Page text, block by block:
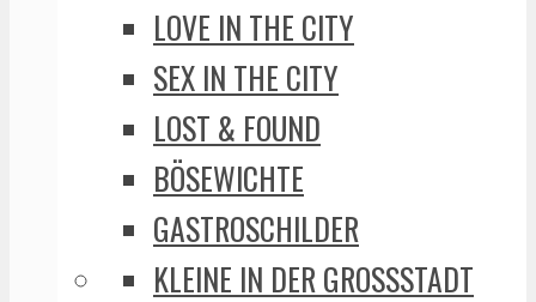
LOVE IN THE CITY
SEX IN THE CITY
LOST & FOUND
BÖSEWICHTE
GASTROSCHILDER
KLEINE IN DER GROSSSTADT